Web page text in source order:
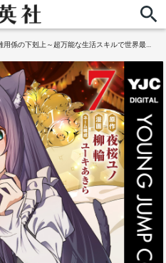
係の下剋上～超万能な生活スキルで世界最強～ 7